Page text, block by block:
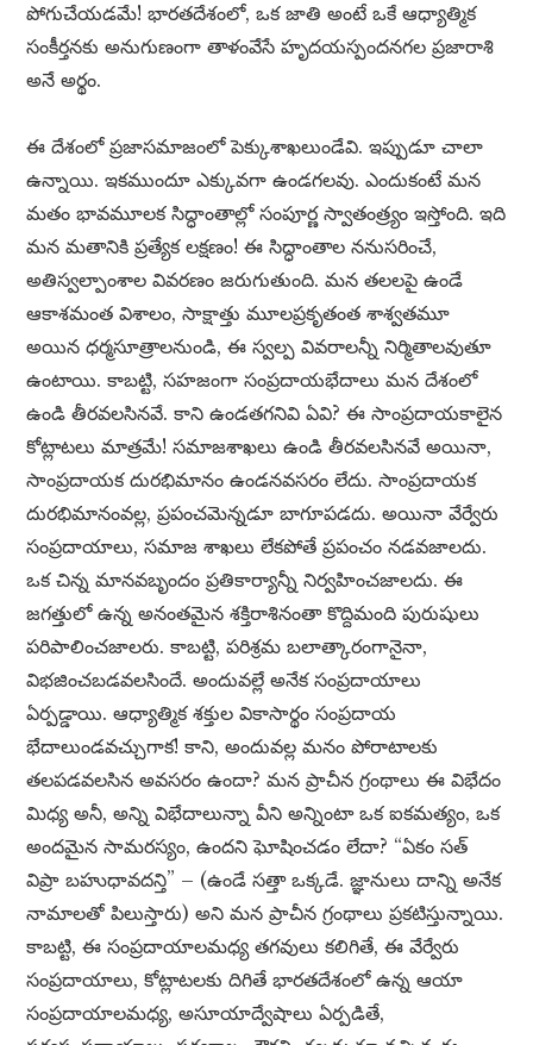
పోగుచేయడమే! భారతదేశంలో, ఒక జాతి అంటే ఒకే ఆధ్యాత్మిక
సంకీర్తనకు అనుగుణంగా తాళంవేసే హృదయస్పందనగల ప్రజారాశి
అనే అర్థం.
ఈ దేశంలో ప్రజాసమాజంలో పెక్కుశాఖలుండేవి. ఇప్పుడూ చాలా
ఉన్నాయి. ఇకముందూ ఎక్కువగా ఉండగలవు. ఎందుకంటే మన
మతం భావమూలక సిద్ధాంతాల్లో సంపూర్ణ స్వాతంత్ర్యం ఇస్తోంది. ఇది
మన మతానికి ప్రత్యేక లక్షణం! ఈ సిద్ధాంతాల ననుసరించే,
అతిస్వల్పాంశాల వివరణం జరుగుతుంది. మన తలలపై ఉండే
ఆకాశమంత విశాలం, సాక్షాత్తు మూలప్రకృతంత శాశ్వతమూ
అయిన ధర్మసూత్రాలనుండి, ఈ స్వల్ప వివరాలన్నీ నిర్మితాలవుతూ
ఉంటాయి. కాబట్టి, సహజంగా సంప్రదాయభేదాలు మన దేశంలో
ఉండి తీరవలసినవే. కాని ఉండతగనివి ఏవి? ఈ సాంప్రదాయకాలైన
కోట్లాటలు మాత్రమే! సమాజశాఖలు ఉండి తీరవలసినవే అయినా,
సాంప్రదాయక దురభిమానం ఉండనవసరం లేదు. సాంప్రదాయక
దురభిమానంవల్ల, ప్రపంచమెన్నడూ బాగూపడదు. అయినా వేర్వేరు
సంప్రదాయాలు, సమాజ శాఖలు లేకపోతే ప్రపంచం నడవజాలదు.
ఒక చిన్న మానవబృందం ప్రతికార్యాన్నీ నిర్వహించజాలదు. ఈ
జగత్తులో ఉన్న అనంతమైన శక్తిరాశినంతా కొద్దిమంది పురుషులు
పరిపాలించజాలరు. కాబట్టి, పరిశ్రమ బలాత్కారంగానైనా,
విభజించబడవలసిందే. అందువల్లే అనేక సంప్రదాయాలు
ఏర్పడ్డాయి. ఆధ్యాత్మిక శక్తుల వికాసార్థం సంప్రదాయ
భేదాలుండవచ్చుగాక! కాని, అందువల్ల మనం పోరాటాలకు
తలపడవలసిన అవసరం ఉందా? మన ప్రాచీన గ్రంథాలు ఈ విభేదం
మిధ్య అనీ, అన్ని విభేదాలున్నా వీని అన్నింటా ఒక ఐకమత్యం, ఒక
అందమైన సామరస్యం, ఉందని ఘోషించడం లేదా? “ఏకం సత్
విప్రా బహుధావదన్తి” – (ఉండే సత్తా ఒక్కడే. జ్ఞానులు దాన్ని అనేక
నామాలతో పిలుస్తారు) అని మన ప్రాచీన గ్రంథాలు ప్రకటిస్తున్నాయి.
కాబట్టి, ఈ సంప్రదాయాలమధ్య తగవులు కలిగితే, ఈ వేర్వేరు
సంప్రదాయాలు, కోట్లాటలకు దిగితే భారతదేశంలో ఉన్న ఆయా
సంప్రదాయాలమధ్య, అసూయాద్వేషాలు ఏర్పడితే,